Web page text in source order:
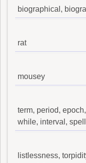
biographical,
rat
mousey
term, period,
while, interval,
listlessness,